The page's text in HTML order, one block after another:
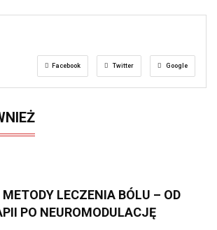
Facebook Twitter Google
LECZENIA BÓLU – OD
PO NEUROMODULACJĘ